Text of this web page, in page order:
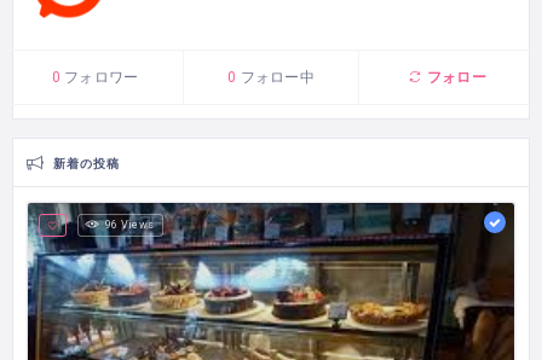
0 フォロワー 0 フォロー中 フォロー
新着の投稿
96 Views